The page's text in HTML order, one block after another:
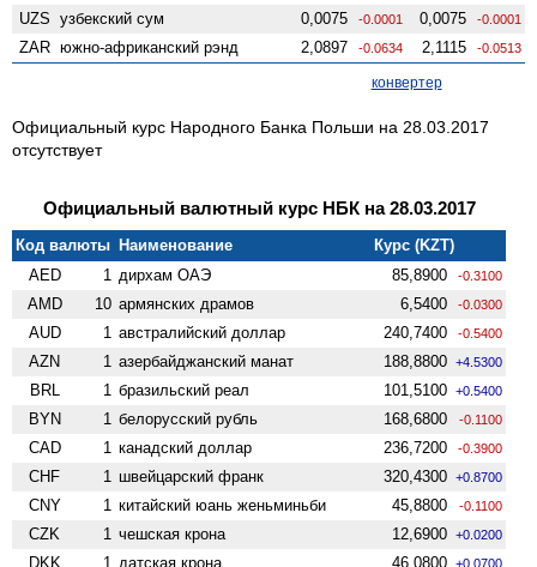
UZS узбекский сум 0,0075 -0.0001 0,0075 -0.0001
ZAR южно-африканский рэнд 2,0897 -0.0634 2,1115 -0.0513
конвертер
Официальный курс Народного Банка Польши на 28.03.2017
отсутствует
Официальный валютный курс НБК на 28.03.2017
Код валюты Наименование
Курс (KZT)
AED
1 дирхам ОАЭ 85,8900 -0.3100
AMD 10 армянских драмов 6,5400 -0.0300
AUD 1 австралийский доллар 240,7400 -0.5400
AZN 1 азербайджанский манат 188,8800 +4.5300
BRL 1 бразильский реал 101,5100 +0.5400
BYN 1 белорусский рубль 168,6800 -0.1100
CAD 1 канадский доллар 236,7200 -0.3900
CHF 1 швейцарский франк 320,4300 +0.8700
CNY 1 китайский юань женьминьби 45,8800 -0.1100
CZK 1 чешская крона 12,6900 +0.0200
DKK 1 датская крона 46,0800 +0.0700